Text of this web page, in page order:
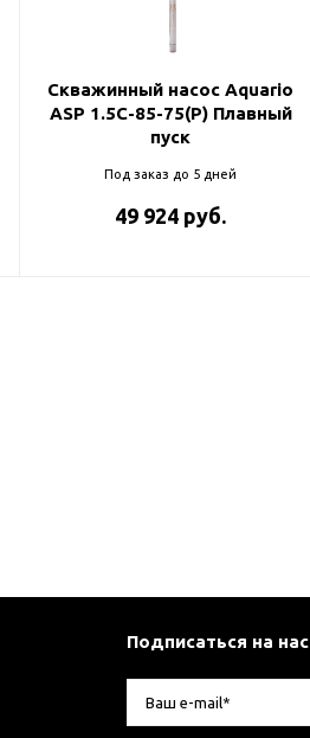
Скважинный насос Aquario
ASP 1.5С-85-75(P) Плавный
пуск
Под заказ до 5 дней
49 924 руб.
Подписаться на нас